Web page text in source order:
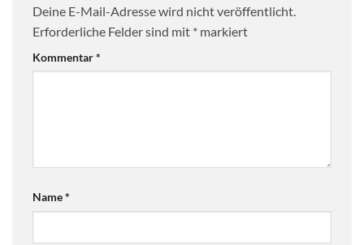
Deine E-Mail-Adresse wird nicht veröffentlicht.
Erforderliche Felder sind mit * markiert
Kommentar*
Name*